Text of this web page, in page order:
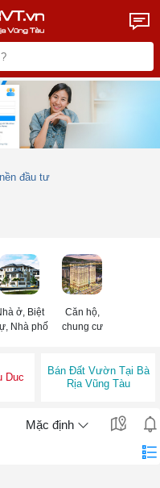
đầu tư
ở, Biệt
Nhà phố
Căn hộ,
chung cư
Duc
Bán Đất Vườn Tại Bà
Rịa Vũng Tàu
Mặc định